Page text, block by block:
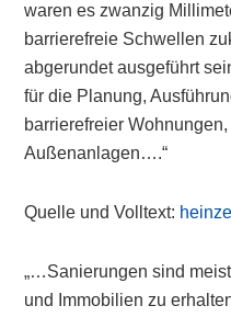
waren es zwanzig
barrierefreie Schwellen
abgerundet ausgeführt
für die Planung,
barrierefreier
Außenanlagen….“
Quelle und Volltext:
„…Sanierungen sind
und Immobilien zu